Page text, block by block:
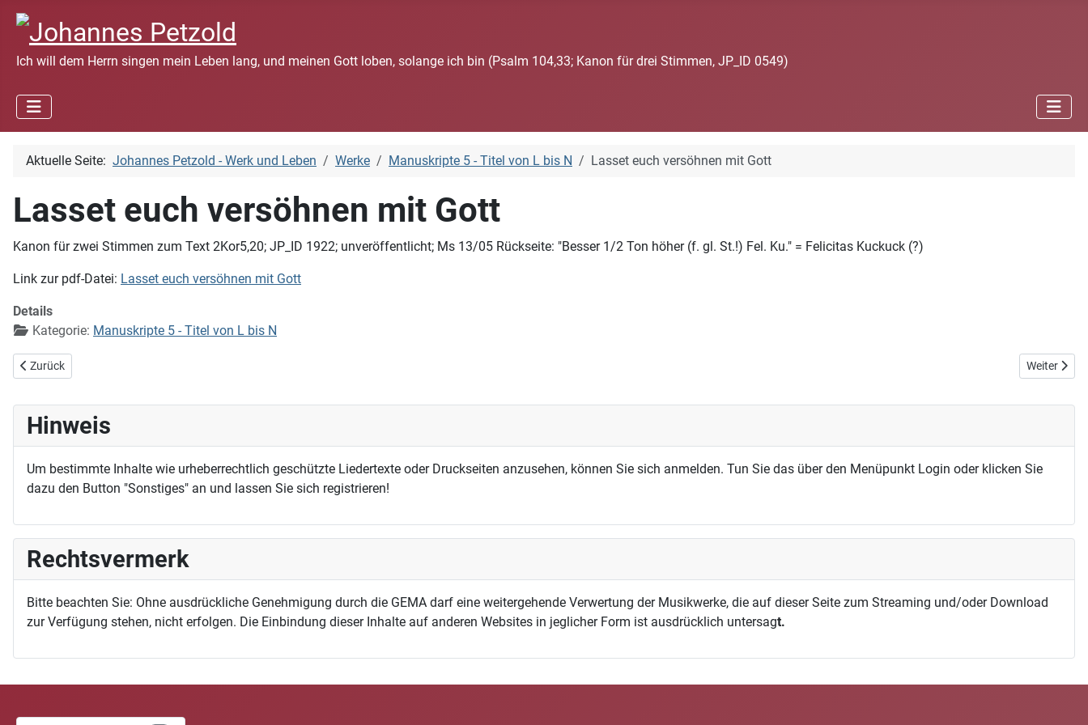
Ich will dem Herrn singen mein Leben lang, und meinen Gott loben, solange ich bin (Psalm 104,33; Kanon für drei Stimmen, JP_ID 0549)
Aktuelle Seite: Johannes Petzold - Werk und Leben Werke Manuskripte 5 - Titel von L bis N Lasset euch versöhnen mit Gott
Lasset euch versöhnen mit Gott
Kanon für zwei Stimmen zum Text 2Kor5,20; JP_ID 1922; unveröffentlicht; Ms 13/05 Rückseite: "Besser 1/2 Ton höher (f. gl. St.!) Fel. Ku." = Felicitas Kuckuck (?)
Link zur pdf-Datei: Lasset euch versöhnen mit Gott
Details
Kategorie: Manuskripte 5 - Titel von L bis N
Vorheriger Beitrag: Lasset die Kindlein zu mir kommen
Zurück Nächster
Weiter
Hinweis
Um bestimmte Inhalte wie urheberrechtlich geschützte Liedertexte oder Druckseiten anzusehen, können Sie sich anmelden. Tun Sie das über den Menüpunkt Login oder klicken Sie
dazu den Button "Sonstiges" an und lassen Sie sich registrieren!
Rechtsvermerk
Bitte beachten Sie: Ohne ausdrückliche Genehmigung durch die GEMA darf eine weitergehende Verwertung der Musikwerke, die auf dieser Seite zum Streaming und/oder Download
zur Verfügung stehen, nicht erfolgen. Die Einbindung dieser Inhalte auf anderen Websites in jeglicher Form ist ausdrücklich untersagt.